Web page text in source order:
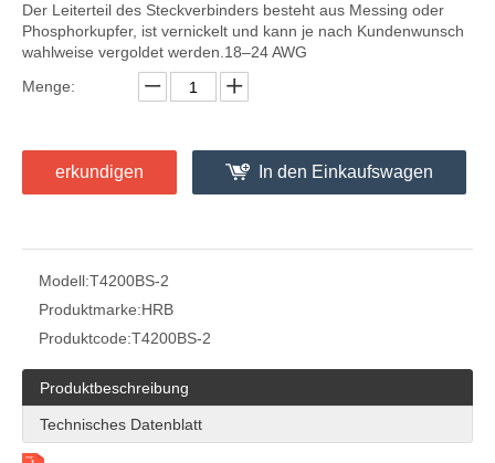
Kabel-zu-Platine-Steckverbinder-Stiftleiste mit 4,2-mm-Raster M42404R-2XN Vertikaler PCB-Header mit 4,2 mm Rastermaß M42440-2XN
Der Leiterteil des Steckverbinders besteht aus Messing oder
Phosphorkupfer, ist vernickelt und kann je nach Kundenwunsch
wahlweise vergoldet werden.18–24 AWG
Menge:
erkundigen In den Einkaufswagen
Modell:T4200BS-2
Produktmarke:HRB
Produktcode:T4200BS-2
Produktbeschreibung
Technisches Datenblatt